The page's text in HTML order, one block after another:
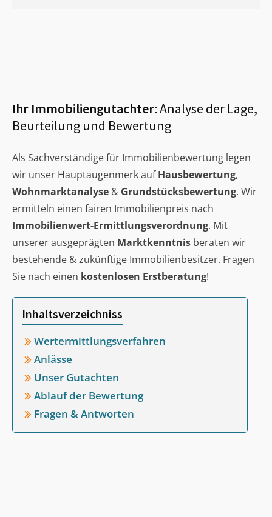
Ihr Immobiliengutachter:Analyse der Lage,
Beurteilung und Bewertung
Als Sachverständige für Immobilienbewertung legen
wir unser Hauptaugenmerk aufHausbewertung,
Wohnmarktanalyse & Grundstücksbewertung. Wir
ermitteln einen fairen Immobilienpreis nach
Immobilienwert-Ermittlungsverordnung. Mit
unserer ausgeprägten Marktkenntnis beraten wir
bestehende & zukünftige Immobilienbesitzer. Fragen
Sie nach einen kostenlosen Erstberatung!
Inhaltsverzeichniss
Wertermittlungsverfahren
Anlässe
Unser Gutachten
Ablauf der Bewertung
Fragen & Antworten